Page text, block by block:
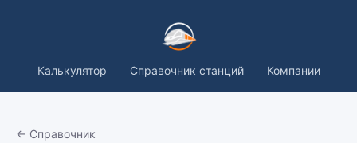
Калькулятор Справочник станций Компании
← Справочник